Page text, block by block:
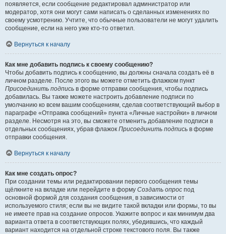
появляется, если сообщение редактировал администратор или
модератор, хотя они могут сами написать о сделанных изменениях по
своему усмотрению. Учтите, что обычные пользователи не могут удалить
сообщение, если на него уже кто-то ответил.
Вернуться к началу
Как мне добавить подпись к своему сообщению?
Чтобы добавить подпись к сообщению, вы должны сначала создать её в
личном разделе. После этого вы можете отметить флажком пункт
Присоединить подпись в форме отправки сообщения, чтобы подпись
добавилась. Вы также можете настроить добавление подписи по
умолчанию ко всем вашим сообщениям, сделав соответствующий выбор в
параграфе «Отправка сообщений» пункта «Личные настройки» в личном
разделе. Несмотря на это, вы сможете отменить добавление подписи в
отдельных сообщениях, убрав флажок Присоединить подпись в форме
отправки сообщения.
Вернуться к началу
Как мне создать опрос?
При создании темы или редактировании первого сообщения темы
щёлкните на вкладке или перейдите в форму Создать опрос под
основной формой для создания сообщения, в зависимости от
используемого стиля; если вы не видите такой вкладки или формы, то вы
не имеете прав на создание опросов. Укажите вопрос и как минимум два
варианта ответа в соответствующих полях, убедившись, что каждый
вариант находится на отдельной строке текстового поля. Вы также